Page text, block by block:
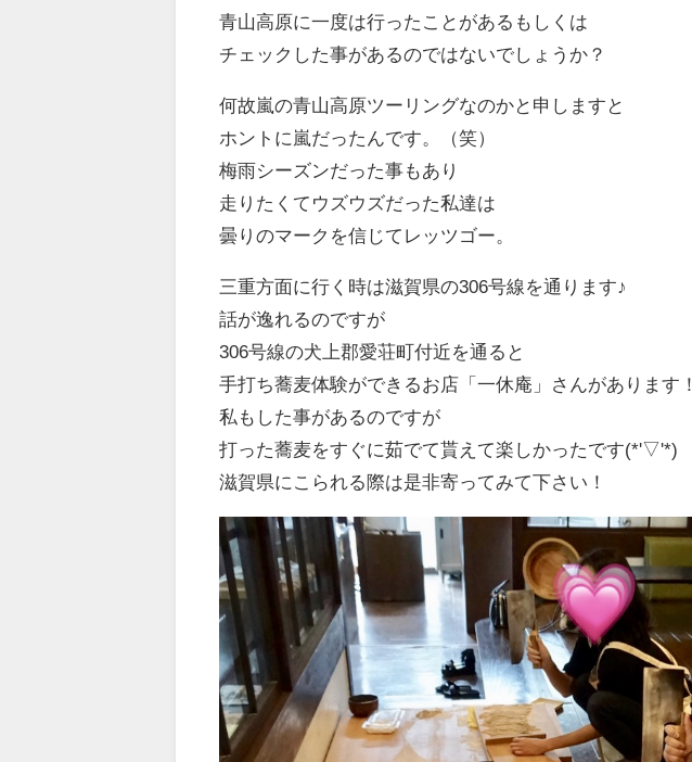
青山高原に一度は行ったことがあるもしくは
チェックした事があるのではないでしょうか？
何故嵐の青山高原ツーリングなのかと申しますと
ホントに嵐だったんです。（笑）
梅雨シーズンだった事もあり
走りたくてウズウズだった私達は
曇りのマークを信じてレッツゴー。
三重方面に行く時は滋賀県の306号線を通ります♪
話が逸れるのですが
306号線の犬上郡愛荘町付近を通ると
手打ち蕎麦体験ができるお店「一休庵」さんがあります！
私もした事があるのですが
打った蕎麦をすぐに茹でて貰えて楽しかったです(*'▽'*)
滋賀県にこられる際は是非寄ってみて下さい！